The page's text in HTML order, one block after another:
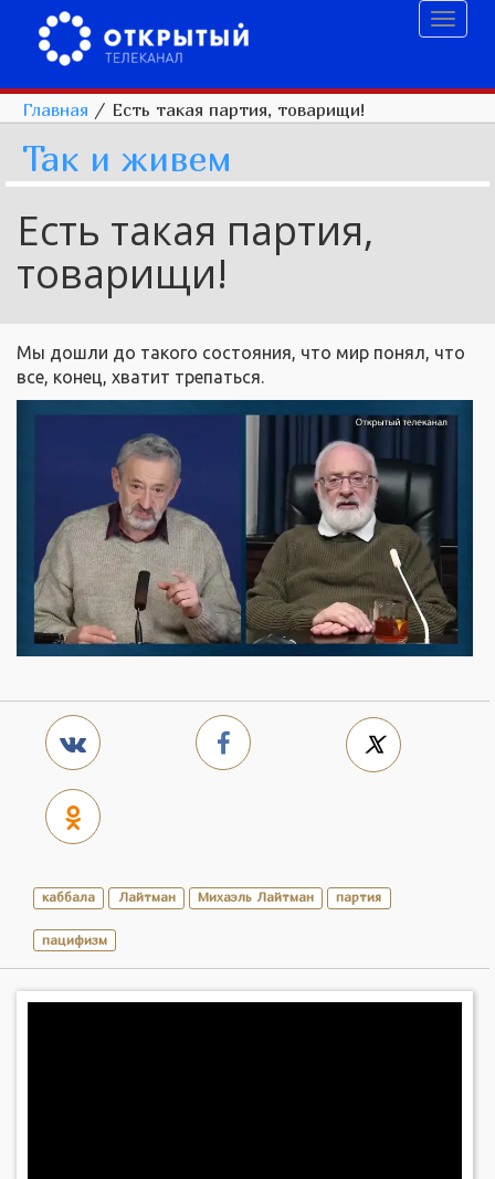
Главная / Есть такая партия, товарищи!
Так и живем
Есть такая партия,
товарищи!
Мы дошли до такого состояния, что мир понял, что
все, конец, хватит трепаться.
каббала Лайтман Михаэль Лайтман партия
пацифизм